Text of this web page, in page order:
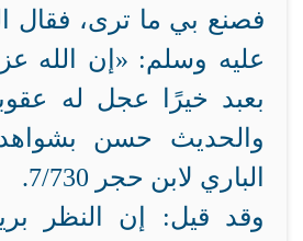
فصنع بي ما ترى، فقال
عليه وسلم: «إن الله
بعبد خيرًا عجل له
والحديث حسن
الباري لابن حجر 7/730.
وقد قيل: إن النظر